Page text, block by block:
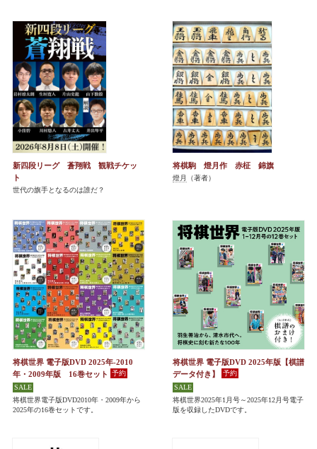
新四段リーグ 蒼翔戦 観戦チケッ
ト
世代の旗手となるのは誰だ？
将棋駒 燈月作 赤柾 錦旗
燈月 （著者）
将棋世界 電子版DVD 2025年-2010
年・2009年版 16巻セット
将棋世界電子版DVD2010年・2009年から
2025年の16巻セットです。
将棋世界 電子版DVD 2025年版【棋譜
データ付き】
将棋世界2025年1月号～2025年12月号電子
版を収録したDVDです。